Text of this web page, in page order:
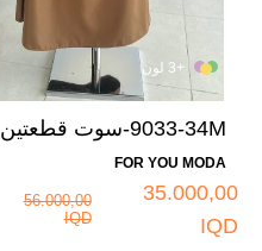
+3 لون
9033-34M-سوت قطعتين
جوزي 4
FOR YOU MODA
35.000,00
IQD
56.000,00
IQD